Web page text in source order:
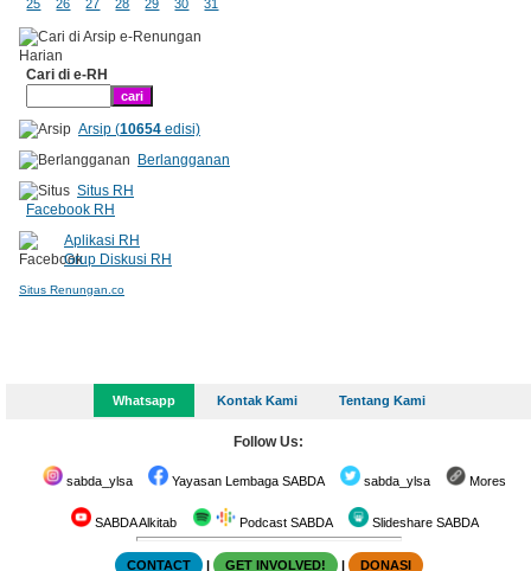
25
26 27 28 29 30 31
Cari di e-RH
Arsip (10654edisi)
Berlangganan
Situs RH
Facebook RH
Aplikasi RH
Grup Diskusi RH
Situs Renungan.co
Whatsapp Kontak Kami Tentang Kami
Follow Us:
sabda_ylsa Yayasan Lembaga SABDA sabda_ylsa Mores
SABDA Alkitab Podcast SABDA Slideshare SABDA
CONTACT | GET INVOLVED! | DONASI